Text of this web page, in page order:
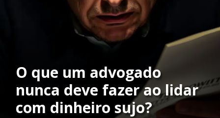
O que um advogado
nunca deve fazer ao lidar
com dinheiro sujo?